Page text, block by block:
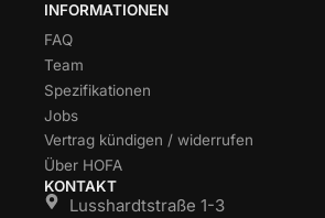
INFORMATIONEN
FAQ
Team
Spezifikationen
Jobs
Vertrag kündigen / widerrufen
Über HOFA
KONTAKT
Lusshardtstraße 1-3